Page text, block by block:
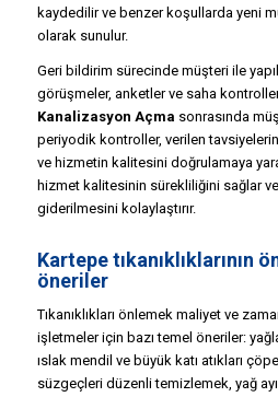
kaydedilir ve benzer koşullarda yeni
olarak sunulur.
Geri bildirim sürecinde müşteri ile
görüşmeler, anketler ve saha
Kanalizasyon Açma sonrasında
periyodik kontroller, verilen tavsiyelerin
ve hizmetin kalitesini doğrulamaya
hizmet kalitesinin sürekliliğini sağlar
giderilmesini kolaylaştırır.
Kartepe tıkanıklıklarının
öneriler
Tıkanıklıkları önlemek maliyet ve
işletmeler için bazı temel öneriler:
ıslak mendil ve büyük katı atıkları
süzgeçleri düzenli temizlemek, yağ